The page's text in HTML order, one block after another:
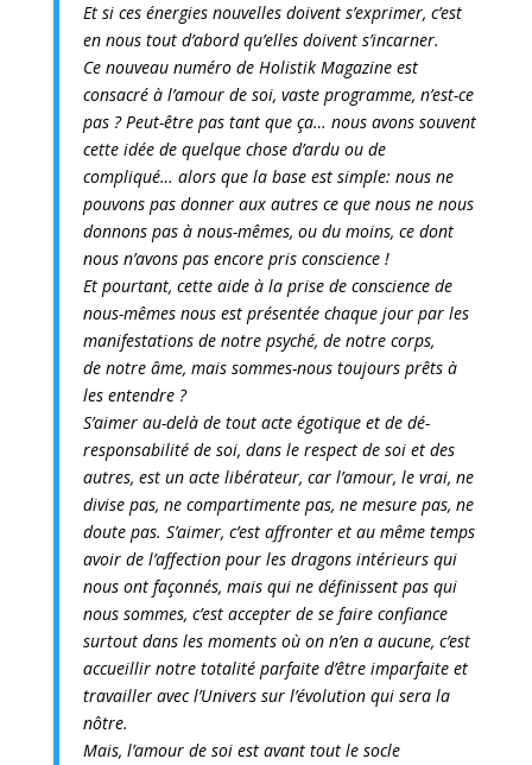
Et si ces énergies nouvelles doivent s’exprimer, c’est
en nous tout d’abord qu’elles doivent s’incarner.
Ce nouveau numéro de Holistik Magazine est
consacré à l’amour de soi, vaste programme, n’est-ce
pas ? Peut-être pas tant que ça… nous avons souvent
cette idée de quelque chose d’ardu ou de
compliqué… alors que la base est simple: nous ne
pouvons pas donner aux autres ce que nous ne nous
donnons pas à nous-mêmes, ou du moins, ce dont
nous n’avons pas encore pris conscience !
Et pourtant, cette aide à la prise de conscience de
nous-mêmes nous est présentée chaque jour par les
manifestations de notre psyché, de notre corps,
de notre âme, mais sommes-nous toujours prêts à
les entendre ?
S’aimer au-delà de tout acte égotique et de dé-
responsabilité de soi, dans le respect de soi et des
autres, est un acte libérateur, car l’amour, le vrai, ne
divise pas, ne compartimente pas, ne mesure pas, ne
doute pas. S’aimer, c’est affronter et au même temps
avoir de l’affection pour les dragons intérieurs qui
nous ont façonnés, mais qui ne définissent pas qui
nous sommes, c’est accepter de se faire confiance
surtout dans les moments où on n’en a aucune, c’est
accueillir notre totalité parfaite d’être imparfaite et
travailler avec l’Univers sur l’évolution qui sera la
nôtre.
Mais, l’amour de soi est avant tout le socle